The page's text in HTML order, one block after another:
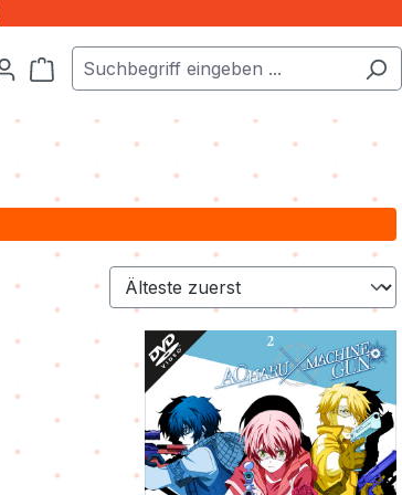
Warenkorb enthält 0 Positionen. Der